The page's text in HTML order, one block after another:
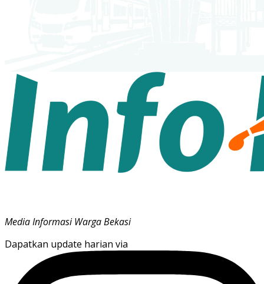
Media Informasi Warga Bekasi
Dapatkan update harian via